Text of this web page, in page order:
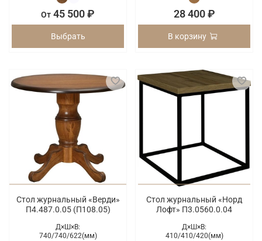
От 45 500 ₽
Выбрать
28 400 ₽
В корзину
Стол журнальный «Верди»
П4.487.0.05 (П108.05)
Д×Ш×В:
740/740/622(мм)
Стол журнальный «Норд
Лофт» П3.0560.0.04
Д×Ш×В:
410/410/420(мм)